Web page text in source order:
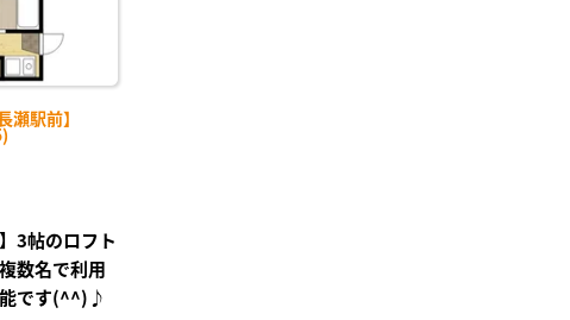
駅前】
3帖のロフト
数名で利用
能です(^^)♪